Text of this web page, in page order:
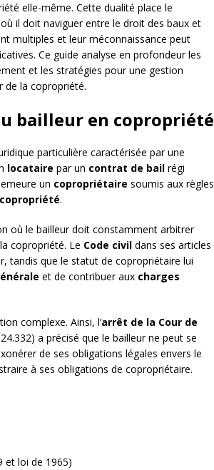
elle-même. Cette dualité place le
il doit naviguer entre le droit des baux et
multiples et leur méconnaissance peut
Ce guide analyse en profondeur les
et les stratégies pour une gestion
de la copropriété.
bailleur en copropriété
particulière caractérisée par une
locataire par un contrat de bail régi
un copropriétaire soumis aux règles
.
où le bailleur doit constamment arbitrer
copropriété. Le Code civil dans ses articles
tandis que le statut de copropriétaire lui
et de contribuer aux charges
complexe. Ainsi, l’arrêt de la Cour de
a précisé que le bailleur ne peut se
de ses obligations légales envers le
à ses obligations de copropriétaire.
et loi de 1965)